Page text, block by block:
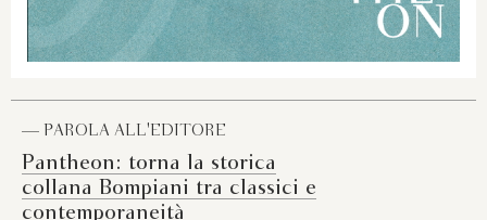
— PAROLA ALL'EDITORE
Pantheon: torna la storica
collana Bompiani tra classici e
contemporaneità